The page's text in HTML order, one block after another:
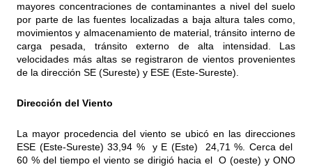
mayores concentraciones de contaminantes a nivel del suelo
por parte de las fuentes localizadas a baja altura tales como,
movimientos y almacenamiento de material, tránsito interno de
carga pesada, tránsito externo de alta intensidad. Las
velocidades más altas se registraron de vientos provenientes
de la dirección SE (Sureste) y ESE (Este-Sureste).
Dirección del Viento
La mayor procedencia del viento se ubicó en las direcciones
ESE (Este-Sureste) 33,94 % y E (Este) 24,71 %. Cerca del
60 % del tiempo el viento se dirigió hacia el O (oeste) y ONO